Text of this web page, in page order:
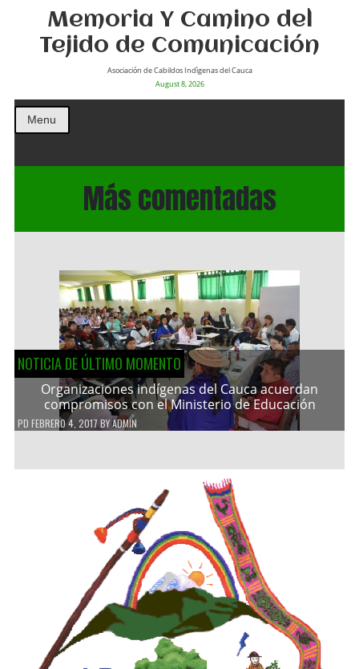
Memoria Y Camino del
Tejido de Comunicación
Asociación de Cabildos Indìgenas del Cauca
August 8, 2026
Menu
Más comentadas
NOTICIA DE ÚLTIMO MOMENTO
Organizaciones indígenas del Cauca acuerdan
compromisos con el Ministerio de Educación
PD FEBRERO 4, 2017 BYADMIN